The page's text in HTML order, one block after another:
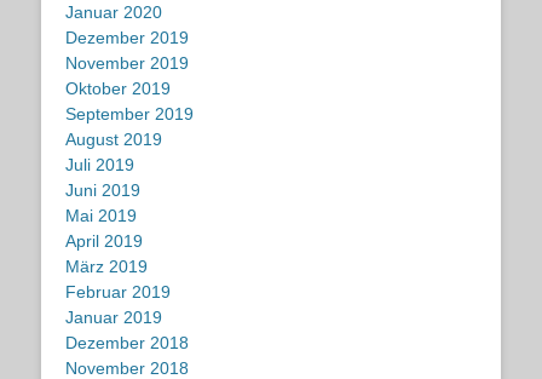
Januar 2020
Dezember 2019
November 2019
Oktober 2019
September 2019
August 2019
Juli 2019
Juni 2019
Mai 2019
April 2019
März 2019
Februar 2019
Januar 2019
Dezember 2018
November 2018